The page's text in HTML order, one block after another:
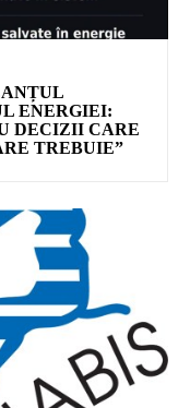
ENERGIEI:
DECIZII CARE
TREBUIE”